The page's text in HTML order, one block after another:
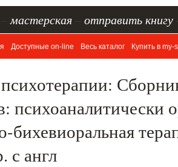
мастерская отправить книгу
Доступные on-line Весь каталог Купить в my-
психоаналитически
бихевиоральная
с англ